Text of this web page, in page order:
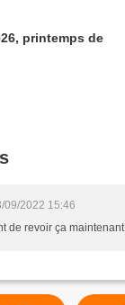
printemps de
09/2022 15:46
de revoir ça maintenant